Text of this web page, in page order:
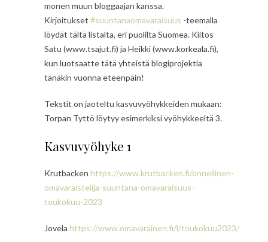
monen muun bloggaajan kanssa.
Kirjoitukset #suuntanaomavaraisuus -teemalla
löydät tältä listalta, eri puolilta Suomea. Kiitos
Satu (www.tsajut.fi) ja Heikki (www.korkeala.fi),
kun luotsaatte tätä yhteistä blogiprojektia
tänäkin vuonna eteenpäin!
Tekstit on jaoteltu kasvuvyöhykkeiden mukaan:
Torpan Tyttö löytyy esimerkiksi vyöhykkeeltä 3.
Kasvuvyöhyke 1
Krutbacken https://www.krutbacken.fi/onnellinen-
omavaraistelija-suuntana-omavaraisuus-
toukokuu-2023
Jovela https://www.omavarainen.fi/l/toukokuu2023/